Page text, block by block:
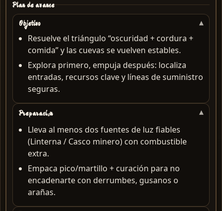
Plan de avance
Objetivo
Resuelve el triángulo “oscuridad + cordura +
comida” y las cuevas se vuelven estables.
Explora primero, empuja después: localiza
entradas, recursos clave y líneas de suministro
seguras.
Preparación
Lleva al menos dos fuentes de luz fiables
(Linterna / Casco minero) con combustible
extra.
Empaca pico/martillo + curación para no
encadenarte con derrumbes, gusanos o
arañas.